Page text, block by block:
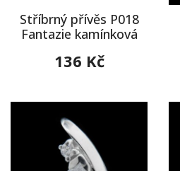
Stříbrný přívěs P018
Fantazie kamínková
136 Kč